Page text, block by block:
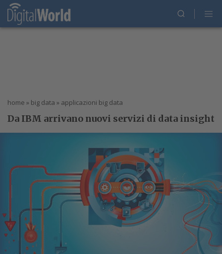
home » big data » applicazioni big data
Da IBM arrivano nuovi servizi di data insight